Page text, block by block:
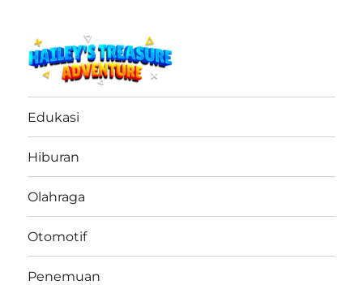
haileystreasureadventure.net
Edukasi
Hiburan
Olahraga
Otomotif
Penemuan